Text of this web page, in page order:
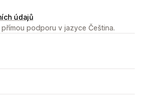
údajů
podporu v jazyce Čeština.